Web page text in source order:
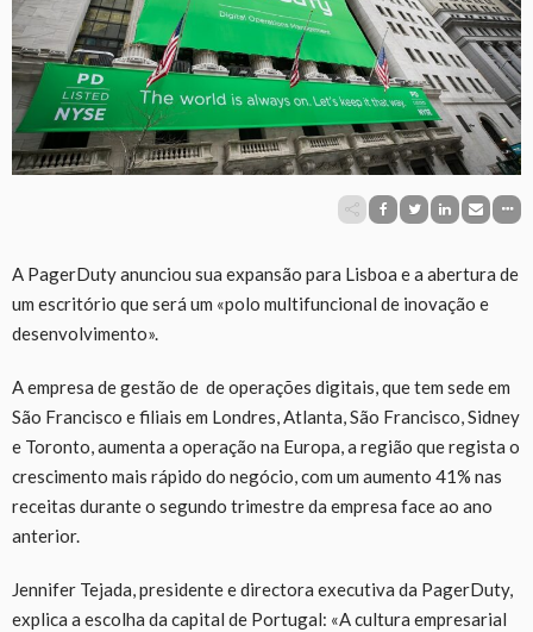
A PagerDuty anunciou sua expansão para Lisboa e a abertura de
um escritório que será um «polo multifuncional de inovação e
desenvolvimento».
A empresa de gestão de de operações digitais, que tem sede em
São Francisco e filiais em Londres, Atlanta, São Francisco, Sidney
e Toronto, aumenta a operação na Europa, a região que regista o
crescimento mais rápido do negócio, com um aumento 41% nas
receitas durante o segundo trimestre da empresa face ao ano
anterior.
Jennifer Tejada, presidente e directora executiva da PagerDuty,
explica a escolha da capital de Portugal: «A cultura empresarial